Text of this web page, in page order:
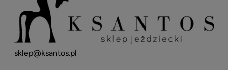
sklep@ksantos.pl